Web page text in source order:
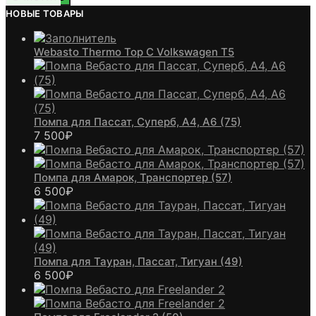
НОВЫЕ ТОВАРЫ
Webasto Thermo Top C Volkswagen T5
Помпа для Пассат, Суперб, А4, А6 (75)
7 500₽
Помпа для Амарок, Транспортер (57)
6 500₽
Помпа для Тауран, Пассат, Тигуан (49)
6 500₽